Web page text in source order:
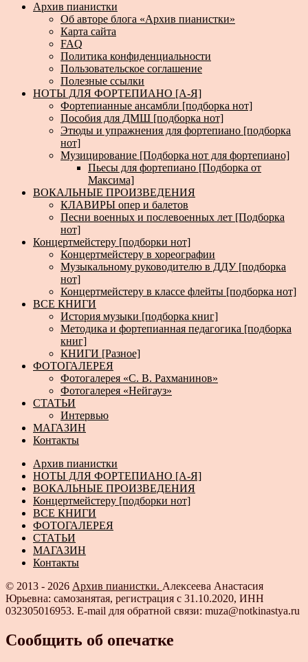
Архив пианистки
Об авторе блога «Архив пианистки»
Карта сайта
FAQ
Политика конфиденциальности
Пользовательское соглашение
Полезные ссылки
НОТЫ ДЛЯ ФОРТЕПИАНО [А-Я]
Фортепианные ансамбли [подборка нот]
Пособия для ДМШ [подборка нот]
Этюды и упражнения для фортепиано [подборка
нот]
Музицирование [Подборка нот для фортепиано]
Пьесы для фортепиано [Подборка от
Максима]
ВОКАЛЬНЫЕ ПРОИЗВЕДЕНИЯ
КЛАВИРЫ опер и балетов
Песни военных и послевоенных лет [Подборка
нот]
Концертмейстеру [подборки нот]
Концертмейстеру в хореографии
Музыкальному руководителю в ДДУ [подборка
нот]
Концертмейстеру в классе флейты [подборка нот]
ВСЕ КНИГИ
История музыки [подборка книг]
Методика и фортепианная педагогика [подборка
книг]
КНИГИ [Разное]
ФОТОГАЛЕРЕЯ
Фотогалерея «С. В. Рахманинов»
Фотогалерея «Нейгауз»
СТАТЬИ
Интервью
МАГАЗИН
Контакты
Архив пианистки
НОТЫ ДЛЯ ФОРТЕПИАНО [А-Я]
ВОКАЛЬНЫЕ ПРОИЗВЕДЕНИЯ
Концертмейстеру [подборки нот]
ВСЕ КНИГИ
ФОТОГАЛЕРЕЯ
СТАТЬИ
МАГАЗИН
Контакты
© 2013 - 2026 Архив пианистки. Алексеева Анастасия
Юрьевна: самозанятая, регистрация с 31.10.2020, ИНН
032305016953. E-mail для обратной связи: muza@notkinastya.ru
Сообщить об опечатке